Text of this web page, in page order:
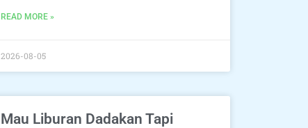
READ MORE »
2026-08-05
Mau Liburan Dadakan Tapi